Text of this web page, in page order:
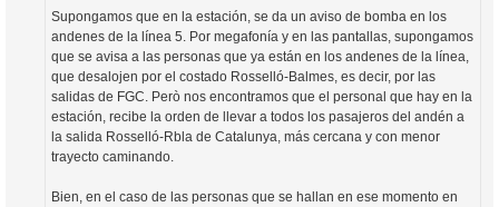
Supongamos que en la estación, se da un aviso de bomba en los
andenes de la línea 5. Por megafonía y en las pantallas, supongamos
que se avisa a las personas que ya están en los andenes de la línea,
que desalojen por el costado Rosselló-Balmes, es decir, por las
salidas de FGC. Però nos encontramos que el personal que hay en la
estación, recibe la orden de llevar a todos los pasajeros del andén a
la salida Rosselló-Rbla de Catalunya, más cercana y con menor
trayecto caminando.
Bien, en el caso de las personas que se hallan en ese momento en